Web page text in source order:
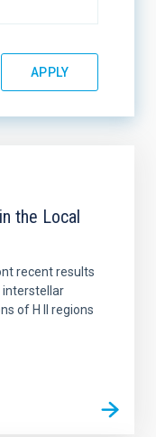
the Local
recent results
interstellar
of H II regions